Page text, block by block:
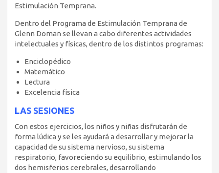
Estimulación Temprana.
Dentro del Programa de Estimulación Temprana de
Glenn Doman se llevan a cabo diferentes actividades
intelectuales y físicas, dentro de los distintos programas:
Enciclopédico
Matemático
Lectura
Excelencia física
LAS SESIONES
Con estos ejercicios, los niños y niñas disfrutarán de
forma lúdica y se les ayudará a desarrollar y mejorar la
capacidad de su sistema nervioso, su sistema
respiratorio, favoreciendo su equilibrio, estimulando los
dos hemisferios cerebrales, desarrollando